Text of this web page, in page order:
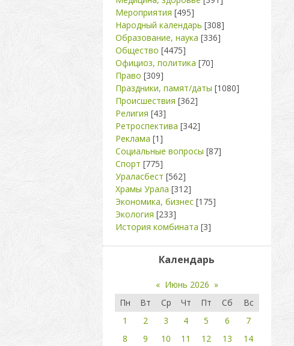
Мероприятия [495]
Народный календарь [308]
Образование, наука [336]
Общество [4475]
Официоз, политика [70]
Право [309]
Праздники, памят/даты [1080]
Происшествия [362]
Религия [43]
Ретроспектива [342]
Реклама [1]
Социальные вопросы [87]
Спорт [775]
Ураласбест [562]
Храмы Урала [312]
Экономика, бизнес [175]
Экология [233]
История комбината [3]
Календарь
« Июнь 2026 »
Пн
Вт Ср Чт Пт Сб
Вс
1
2 3 4 5 6
7
8
9 10 11 12 13
14